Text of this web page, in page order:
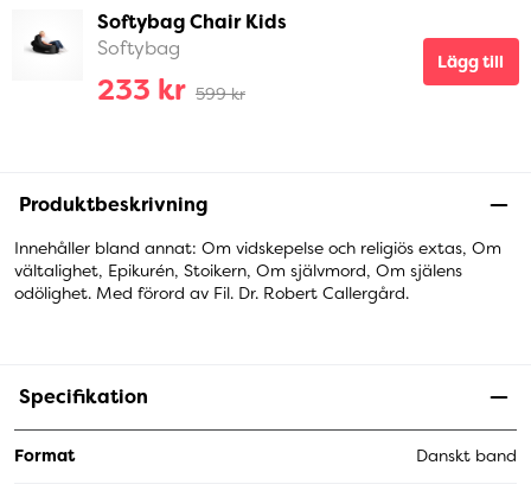
Softybag Chair Kids
Softybag
233 kr 599 kr
Lägg till
Produktbeskrivning
Innehåller bland annat: Om vidskepelse och religiös extas, Om
vältalighet, Epikurén, Stoikern, Om självmord, Om själens
odölighet. Med förord av Fil. Dr. Robert Callergård.
Specifikation
Format Danskt band